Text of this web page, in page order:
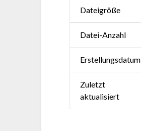
Dateigröße
Datei-Anzahl
Erstellungsdatum
Zuletzt
aktualisiert